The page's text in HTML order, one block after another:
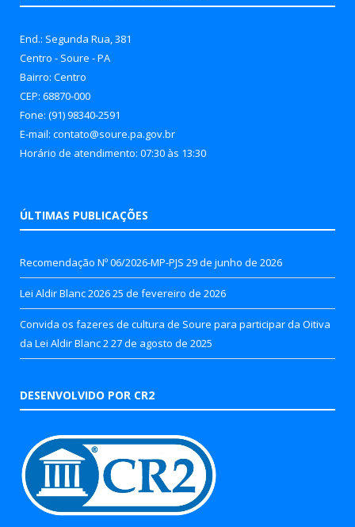
End.: Segunda Rua, 381
Centro - Soure - PA
Bairro: Centro
CEP: 68870-000
Fone: (91) 98340-2591
E-mail: contato@soure.pa.gov.br
Horário de atendimento: 07:30 às 13:30
ÚLTIMAS PUBLICAÇÕES
Recomendação Nº 06/2026-MP-PJS 29 de junho de 2026
Lei Aldir Blanc 202625 de fevereiro de 2026
Convida os fazeres de cultura de Soure para participar da Oitiva
da Lei Aldir Blanc 2 27 de agosto de 2025
DESENVOLVIDO POR CR2